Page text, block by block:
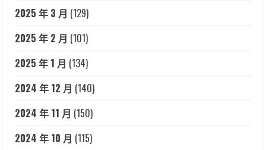
2025 年 3 月 (129)
2025 年 2 月 (101)
2025 年 1 月 (134)
2024 年 12 月 (140)
2024 年 11 月 (150)
2024 年 10 月 (115)